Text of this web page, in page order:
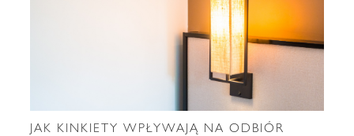
JAK KINKIETY WPŁYWAJĄ NA ODBIÓR